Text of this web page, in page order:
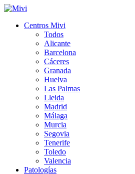
Centros Mivi
Todos
Alicante
Barcelona
Cáceres
Granada
Huelva
Las Palmas
Lleida
Madrid
Málaga
Murcia
Segovia
Tenerife
Toledo
Valencia
Patologías